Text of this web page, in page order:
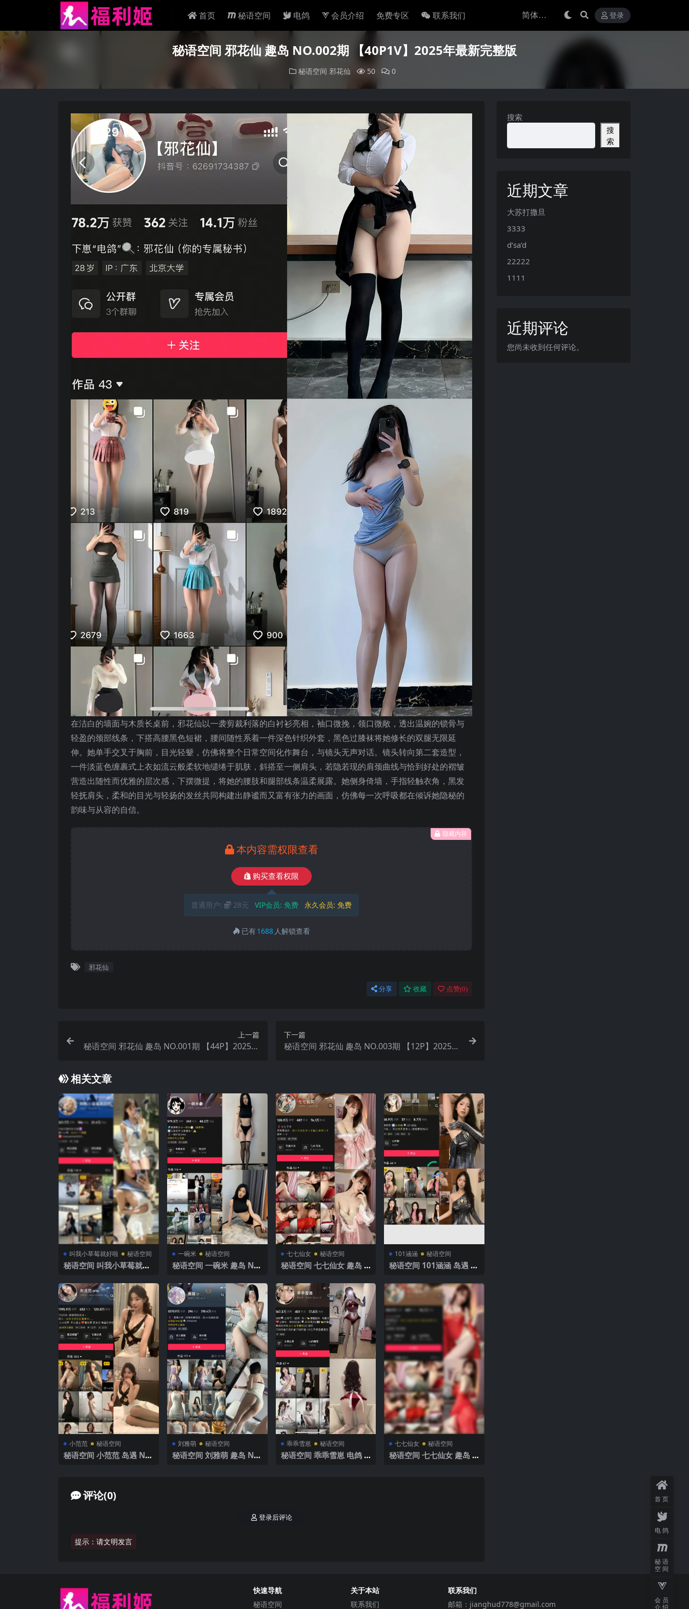
首页 秘语空间 电鸽 会员介绍 免费专区 联系我们 登录
秘语空间 邪花仙 趣岛 NO.002期 【40P1V】2025年最新完整版
秘语空间 邪花仙 50 0
在洁白的墙面与木质长桌前，邪花仙以一袭剪裁利落的白衬衫亮相，袖口微挽，领口微敞，透出温婉的锁骨与
轻盈的颈部线条，下搭高腰黑色短裙，腰间随性系着一件深色针织外套，黑色过膝袜将她修长的双腿无限延
伸。她单手交叉于胸前，目光轻颦，仿佛将整个日常空间化作舞台，与镜头无声对话。镜头转向第二套造型，
一件淡蓝色缠裹式上衣如流云般柔软地缱绻于肌肤，斜搭至一侧肩头，若隐若现的肩颈曲线与恰到好处的褶皱
营造出随性而优雅的层次感，下摆微提，将她的腰肢和腿部线条温柔展露。她侧身倚墙，手指轻触衣角，黑发
轻抚肩头，柔和的目光与轻扬的发丝共同构建出静谧而又富有张力的画面，仿佛每一次呼吸都在倾诉她隐秘的
韵味与从容的自信。
隐藏内容
本内容需权限查看
购买查看权限
普通用户: 28元 VIP会员: 免费 永久会员: 免费
已有1688 人解锁查看
邪花仙
分享 收藏 点赞(0)
上一篇
秘语空间 邪花仙 趣岛 NO.001期 【44P】2025年
下一篇
秘语空间 邪花仙 趣岛 NO.003期 【12P】2025年
相关文章
叫我小草莓就好啦 秘语空间
秘语空间 叫我小草莓就好
V】2025年最新完整版
一碗米 秘语空间
秘语空间 一碗米 趣岛 NO.
年最新完整版
七七仙女 秘语空间
秘语空间 七七仙女 趣岛 N
最新完整版
101涵涵 秘语空间
秘语空间 101涵涵 岛遇 N
年最新完整版
小范范 秘语空间
秘语空间 小范范 岛遇 NO.
刘雅萌 秘语空间
秘语空间 刘雅萌 趣岛 NO.
乖乖雪崽 秘语空间
秘语空间 乖乖雪崽 电鸽 N
七七仙女 秘语空间
秘语空间 七七仙女 趣岛 N
评论(0)
提示：请文明发言
登录后评论
搜索
搜
索
近期文章
大苏打撒旦
3333
d’sa’d
22222
1111
近期评论
您尚未收到任何评论。
快速导航
秘语空间
关于本站
联系我们
联系我们
邮箱： jianghud778@gmail.com
首页
电鸽
秘语
空间
会员
介绍